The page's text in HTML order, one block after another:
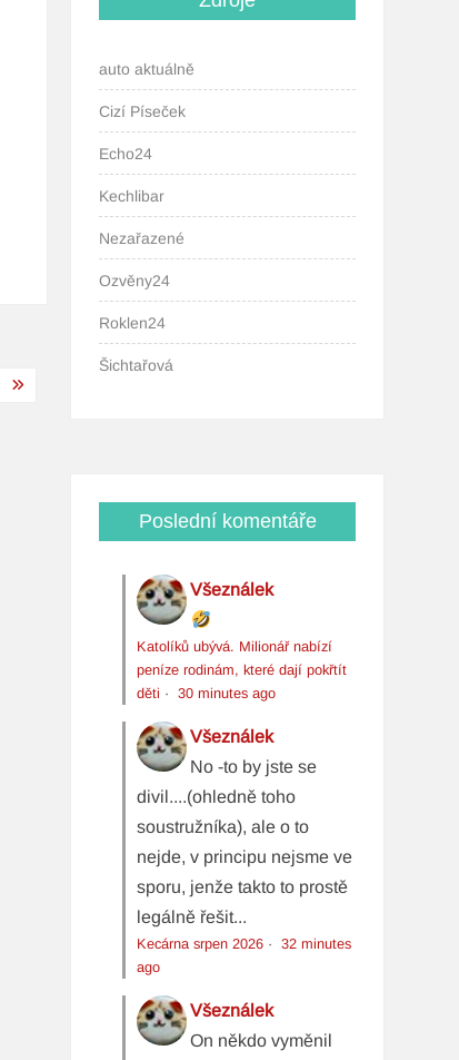
auto aktuálně
Cizí Píseček
Echo24
Kechlibar
Nezařazené
Ozvěny24
Roklen24
Šichtařová
Poslední komentáře
Všeználek
Katolíků ubývá. Milionář nabízí
peníze rodinám, které dají pokřtít
děti ·30 minutes ago
Všeználek
No -to by jste se
divil....(ohledně toho
soustružníka), ale o to
nejde, v principu nejsme ve
sporu, jenže takto to prostě
legálně řešit...
Kecárna srpen 2026 ·32 minutes
ago
Všeználek
On někdo vyměnil